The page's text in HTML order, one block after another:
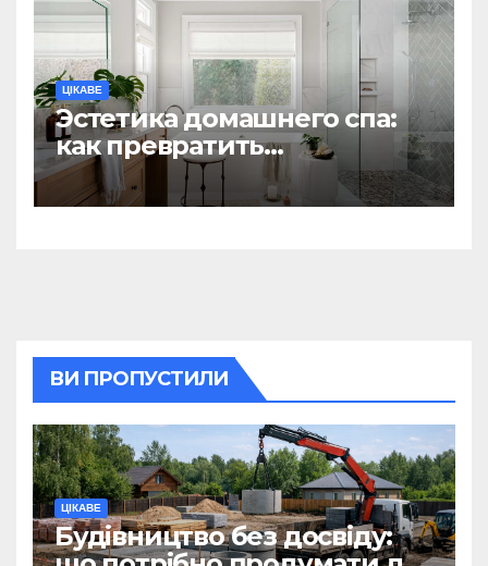
ЦІКАВЕ
Эстетика домашнего спа:
как превратить
ежедневную гигиену в
восстанавливающий
ВИ ПРОПУСТИЛИ
ЦІКАВЕ
Будівництво без досвіду: